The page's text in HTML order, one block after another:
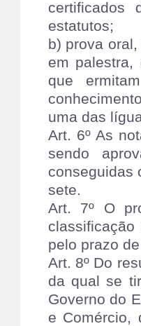
certificados
estatutos;
b) prova
em palestra,
que
uma das
Art. 6º As
sendo
conseguidas
sete.
Art. 7º O
pelo prazo
Art. 8º Do
da qual se
Governo do
e Comércio,